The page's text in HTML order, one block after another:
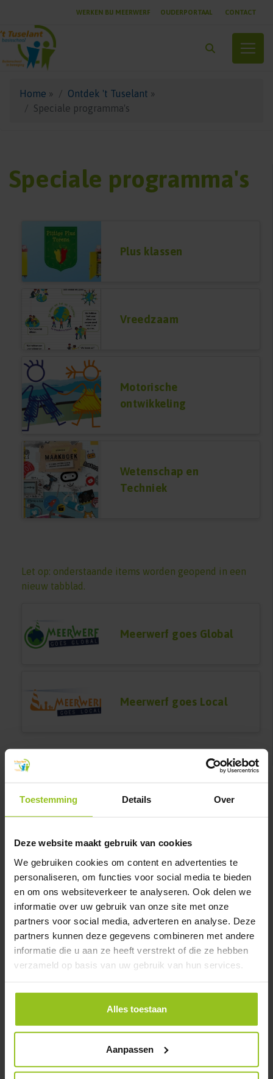
Toestemming Details Over
Deze website maakt gebruik van cookies
We gebruiken cookies om content en advertenties te
personaliseren, om functies voor social media te bieden
en om ons websiteverkeer te analyseren. Ook delen we
informatie over uw gebruik van onze site met onze
partners voor social media, adverteren en analyse. Deze
partners kunnen deze gegevens combineren met andere
informatie die u aan ze heeft verstrekt of die ze hebben
verzameld op basis van uw gebruik van hun services.
Alles toestaan
Aanpassen
WERKEN BIJ MEERWERF OUDERPORTAAL CONTACT
Home » Ontdek 't Tuselant »
Speciale programma's
Speciale programma's
Plus klassen
Vreedzaam
Motorische
ontwikkeling
Wetenschap en
Techniek
Let op: onderstaande items worden geopend in een
nieuw tabblad.
Meerwerf goes Global
Meerwerf goes Local
Schoolfolder (PDF)
Stichting Meerwerf